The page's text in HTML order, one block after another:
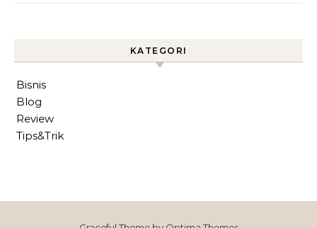
KATEGORI
Bisnis
Blog
Review
Tips&Trik